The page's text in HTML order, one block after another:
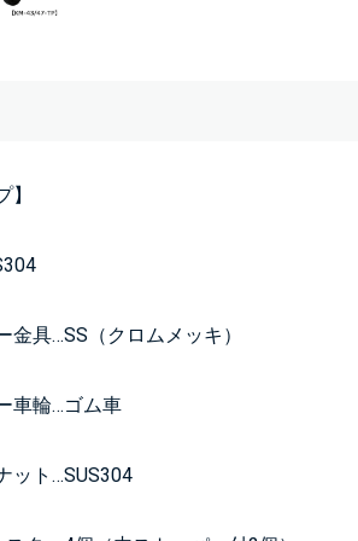
】
金具…SS（クロムメッキ）
車輪…ゴム車
ット…SUS304